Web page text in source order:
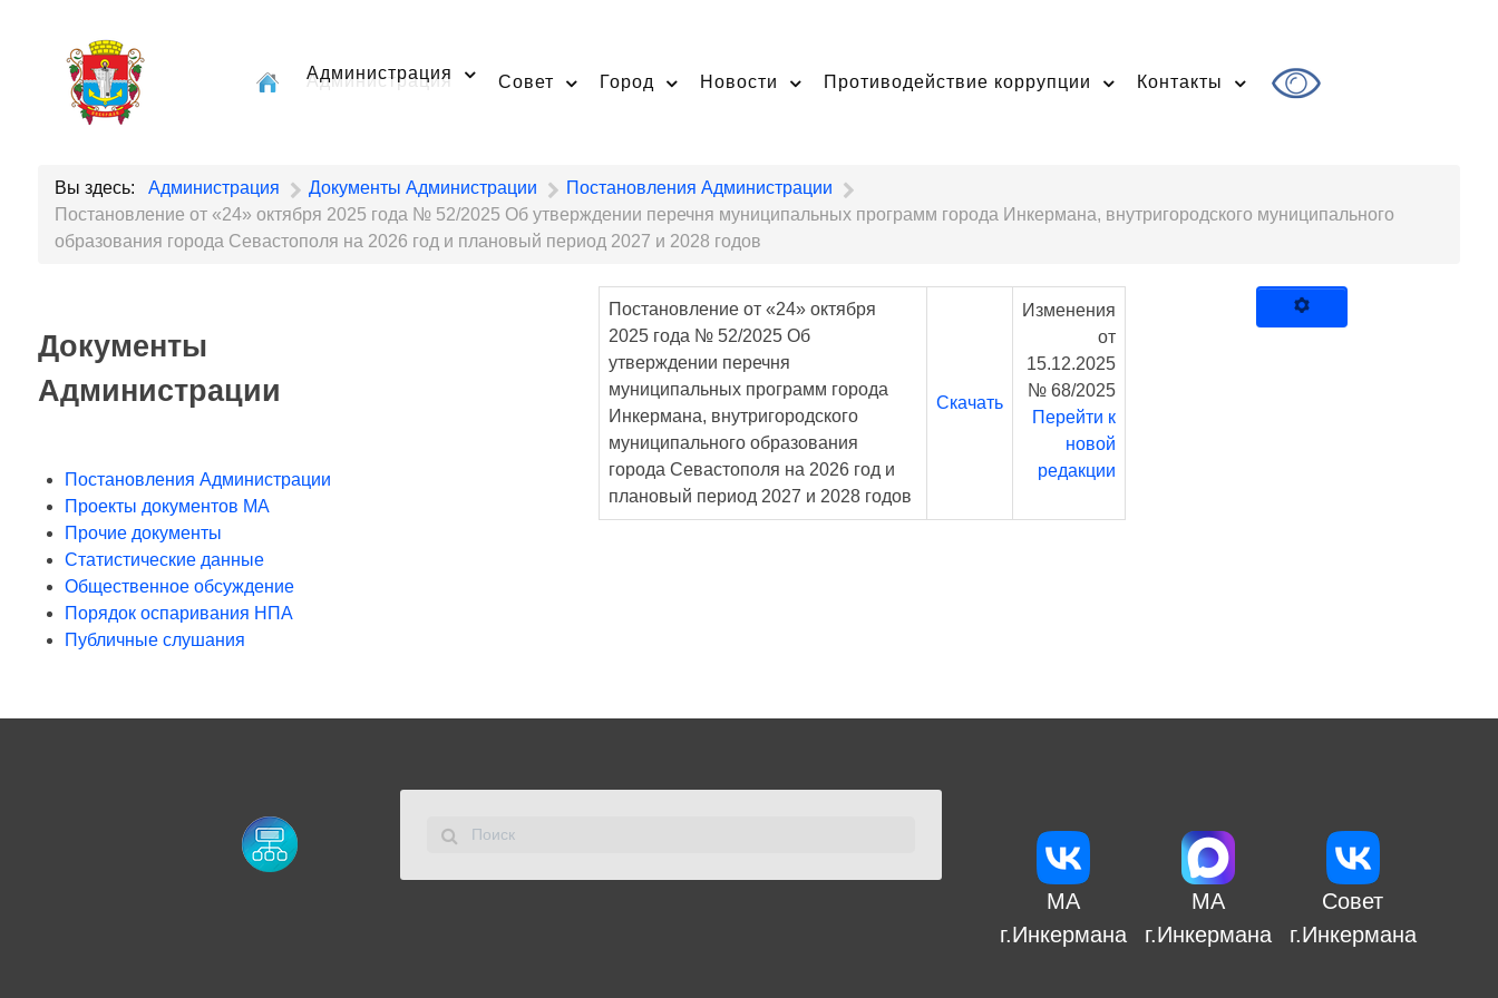
Администрация Совет Город Новости Противодействие коррупции Контакты
Вы здесь: Администрация Документы Администрации
Постановления Администрации
Постановление от «24» октября 2025 года № 52/2025 Об утверждении перечня муниципальных программ города Инкермана, внутригородского муниципального
образования города Севастополя на 2026 год и плановый период 2027 и 2028 годов
Документы
Администрации
Постановления Администрации
Проекты документов МА
Прочие документы
Статистические данные
Общественное обсуждение
Порядок оспаривания НПА
Публичные слушания
Постановление от «24» октября
2025 года № 52/2025 Об
утверждении перечня
муниципальных программ города
Инкермана, внутригородского
муниципального образования
города Севастополя на 2026 год и
плановый период 2027 и 2028 годов
Скачать
Изменения
от
15.12.2025
№ 68/2025
Перейти к
новой
редакции
МА
г.Инкермана
МА
г.Инкермана
Совет
г.Инкермана